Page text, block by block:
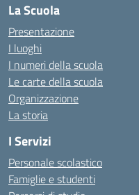
La Scuola
Presentazione
I luoghi
I numeri della scuola
Le carte della scuola
Organizzazione
La storia
I Servizi
Personale scolastico
Famiglie e studenti